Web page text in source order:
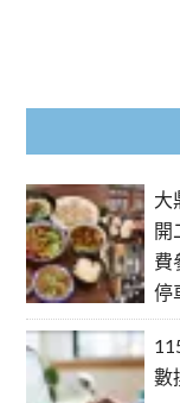
大
開
費
停
數